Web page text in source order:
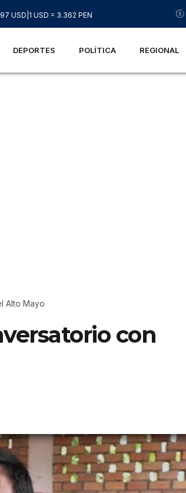
USD 1 USD = 3.362 PEN
DEPORTES POLÍTICA REGIONAL
Alto Mayo
con